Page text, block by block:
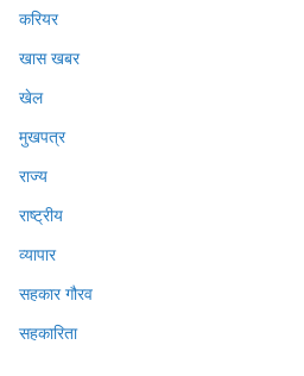
करियर
खास खबर
खेल
मुखपत्र
राज्य
राष्ट्रीय
व्यापार
सहकार गौरव
सहकारिता